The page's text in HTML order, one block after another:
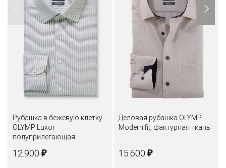
Рубашка в бежевую клетку
OLYMP Luxor
полуприлегающая
12.900 ₽
Деловая рубашка OLYMP
Modern fit, фактурная ткань
15.600 ₽